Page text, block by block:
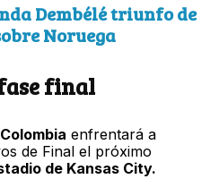
Dembélé triunfo de
Noruega
final
enfrentará a
de Final el próximo
de Kansas City.